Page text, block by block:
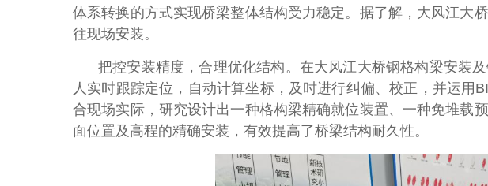
体系转换的方式实现桥梁整体结构受力稳定。据了解，大风江大
往现场安装。
把控安装精度，合理优化结构。在大风江大桥钢格构梁安装
人实时跟踪定位，自动计算坐标，及时进行纠偏、校正，并运
合现场实际，研究设计出一种格构梁精确就位装置、一种免堆载
面位置及高程的精确安装，有效提高了桥梁结构耐久性。